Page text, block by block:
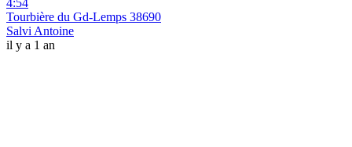
4:54
Tourbière du Gd-Lemps 38690
Salvi Antoine
il y a 1 an